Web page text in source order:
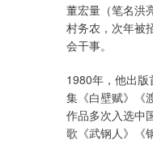
董宏量（笔名洪
村务农，次年被
会干事。
1980年，他出版
集《白壁赋》《
作品多次入选中
歌《武钢人》《